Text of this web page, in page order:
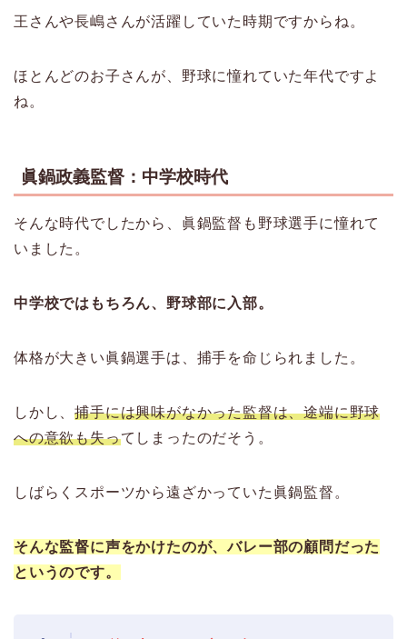
王さんや長嶋さんが活躍していた時期ですからね。
ほとんどのお子さんが、野球に憧れていた年代ですよ
ね。
眞鍋政義監督：中学校時代
そんな時代でしたから、眞鍋監督も野球選手に憧れて
いました。
中学校ではもちろん、野球部に入部。
体格が大きい眞鍋選手は、捕手を命じられました。
しかし、捕手には興味がなかった監督は、途端に野球
への意欲も失ってしまったのだそう。
しばらくスポーツから遠ざかっていた眞鍋監督。
そんな監督に声をかけたのが、バレー部の顧問だった
というのです。